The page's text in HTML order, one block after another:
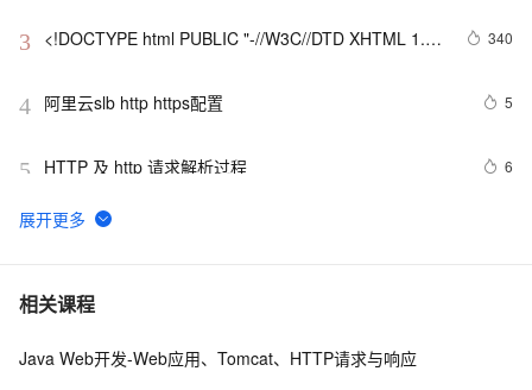
3
<!DOCTYPE html PUBLIC "-//W3C//DTD XHTML 1.0
"http://www.w3.org/TR/xhtml1/DTD/xhtml1-strict.dtd">
340
4 阿里云slb http https配置 5
5 6
6
GrayLog使用HTTP JSONPath方式调用微步在线云API
7
8 前端常见的HTTP状态码
相关课程
Java Web开发-Web应用、Tomcat、HTTP请求与响应